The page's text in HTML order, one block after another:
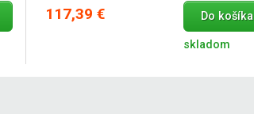
117,39 € Do košíka
skladom